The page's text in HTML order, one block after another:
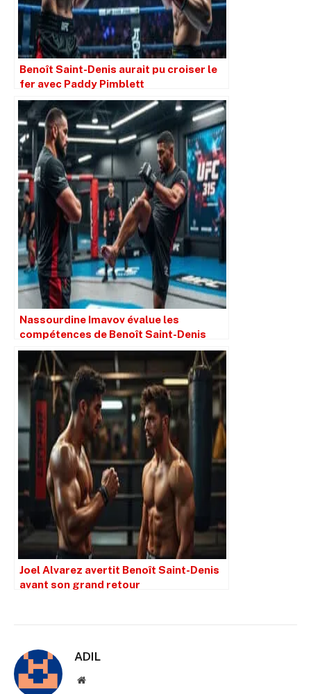
Benoît Saint-Denis aurait pu croiser le
fer avec Paddy Pimblett
Nassourdine Imavov évalue les
compétences de Benoît Saint-Denis
avant l’UFC 315
Joel Alvarez avertit Benoît Saint-Denis
avant son grand retour
ADIL
Site